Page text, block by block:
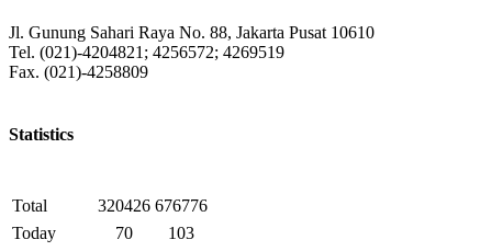
Jl. Gunung Sahari Raya No. 88, Jakarta Pusat 10610
Tel. (021)-4204821; 4256572; 4269519
Fax. (021)-4258809
Statistics
Total 320426 676776
Today
70 103